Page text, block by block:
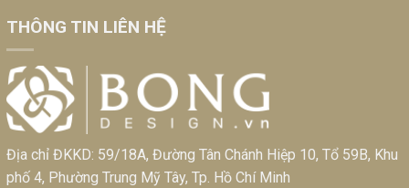
THÔNG TIN LIÊN HỆ
Địa chỉ ĐKKD: 59/18A, Đường Tân Chánh Hiệp 10, Tổ 59B, Khu
phố 4, Phường Trung Mỹ Tây, Tp. Hồ Chí Minh